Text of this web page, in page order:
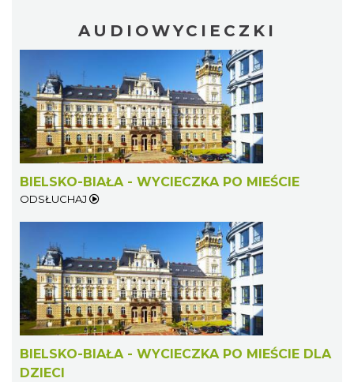
AUDIOWYCIECZKI
BIELSKO-BIAŁA - WYCIECZKA PO MIEŚCIE
ODSŁUCHAJ
BIELSKO-BIAŁA - WYCIECZKA PO MIEŚCIE DLA
DZIECI